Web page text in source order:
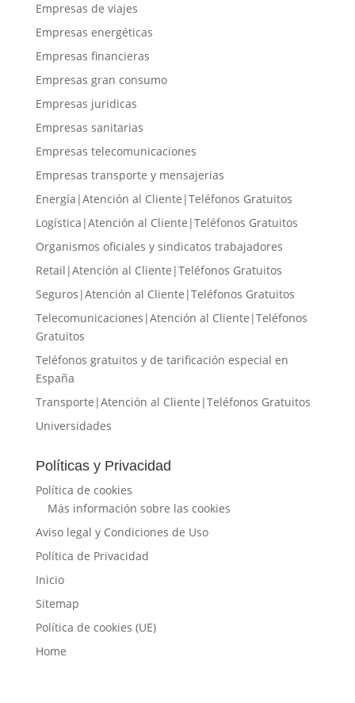
Empresas de viajes
Empresas energéticas
Empresas financieras
Empresas gran consumo
Empresas juridicas
Empresas sanitarias
Empresas telecomunicaciones
Empresas transporte y mensajerias
Energía|Atención al Cliente|Teléfonos Gratuitos
Logística|Atención al Cliente|Teléfonos Gratuitos
Organismos oficiales y sindicatos trabajadores
Retail|Atención al Cliente|Teléfonos Gratuitos
Seguros|Atención al Cliente|Teléfonos Gratuitos
Telecomunicaciones|Atención al Cliente|Teléfonos
Gratuitos
Teléfonos gratuitos y de tarificación especial en
España
Transporte|Atención al Cliente|Teléfonos Gratuitos
Universidades
Políticas y Privacidad
Política de cookies
Más información sobre las cookies
Aviso legal y Condiciones de Uso
Política de Privacidad
Inicio
Sitemap
Política de cookies (UE)
Home